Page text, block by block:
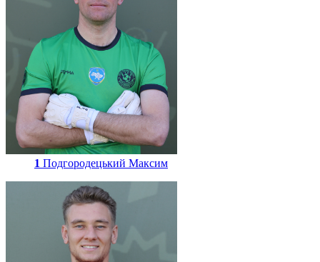
1 Подгородецький Максим